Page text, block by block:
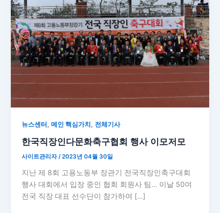
뉴스센터 ,메인 핵심가치 , 전체기사
한국직장인다문화축구협회 행사 이모저모
사이트관리자/2023년 04월 30일
지난 제 8회 고용노동부 장관기 전국직장인축구대회
행사 대회에서 입장 중인 협회 회원사 팀… 이날 50여
전국 직장 대표 선수단이 참가하여 […]